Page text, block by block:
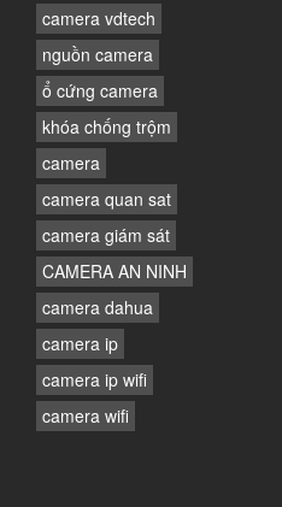
camera vdtech
nguồn camera
ổ cứng camera
khóa chống trộm
camera
camera quan sat
camera giám sát
CAMERA AN NINH
camera dahua
camera ip
camera ip wifi
camera wifi